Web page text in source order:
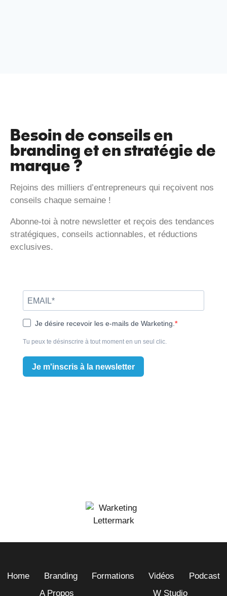
Besoin de conseils en
branding et en stratégie de
marque ?
Rejoins des milliers d’entrepreneurs qui reçoivent nos
conseils chaque semaine !
Abonne-toi à notre newsletter et reçois des tendances
stratégiques, conseils actionnables, et réductions
exclusives.
Je désire recevoir les e-mails de Warketing.
Tu peux te désinscrire à tout moment en un seul clic.
Je m'inscris à la newsletter
Home Branding Formations Vidéos
Podcast
A Propos
W Studio